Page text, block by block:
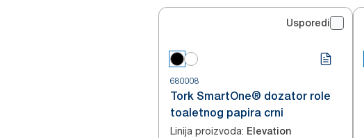
Usporedi
680008
Tork SmartOne® dozator role
toaletnog papira crni
Linija proizvoda: Elevation